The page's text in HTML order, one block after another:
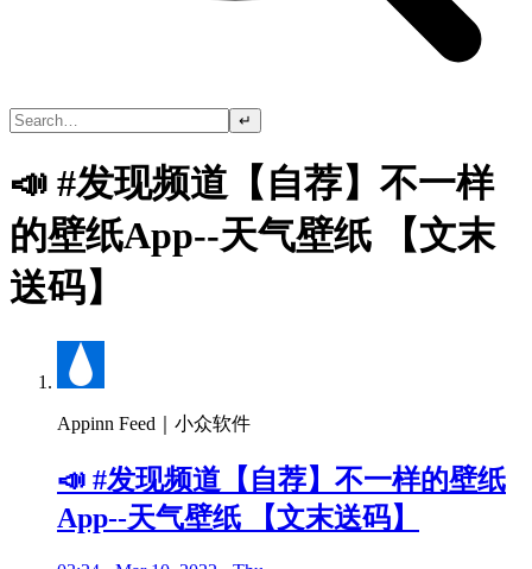
↵
📣 #发现频道【自荐】不一样
的壁纸App--天气壁纸 【文末
送码】
Appinn Feed｜小众软件
📣 #发现频道【自荐】不一样的壁纸
App--天气壁纸 【文末送码】